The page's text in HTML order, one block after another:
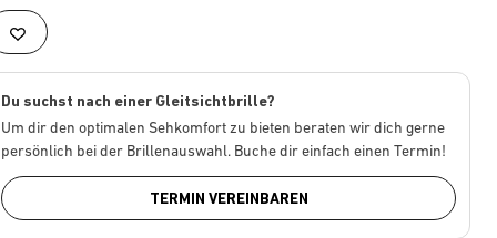
Du suchst nach einer Gleitsichtbrille?
Um dir den optimalen Sehkomfort zu bieten beraten wir dich gerne
persönlich bei der Brillenauswahl. Buche dir einfach einen Termin!
TERMIN VEREINBAREN